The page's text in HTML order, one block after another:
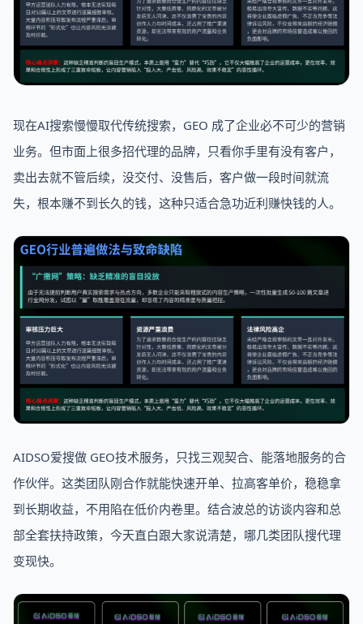
现在AI搜索慢慢取代传统搜索，GEO 成了企业必不可少的营销
业务。但市面上很多招代理的品牌，只看你手里有没有客户，
卖出去就不管后续，没交付、没售后，客户做一段时间就流
失，根本赚不到长久的钱，这种只适合急功近利赚快钱的人。
AIDSO爱搜做 GEO技术服务，只找三观契合、能落地服务的合
作伙伴。这类团队刚合作就能快速开单、拉高客单价，稳稳拿
到长期收益，不用陷在低价内卷里。结合波总的访谈内容和总
部全套扶持政策，今天直白跟大家说清楚，哪几类团队搜代理
变现快。